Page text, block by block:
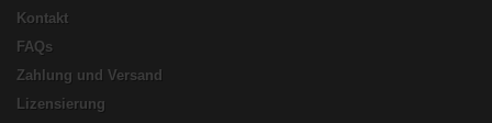
Kontakt
FAQs
Zahlung und Versand
Lizensierung